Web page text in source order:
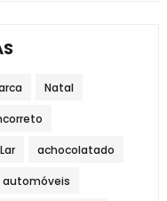
Natal
achocolatado
automóveis